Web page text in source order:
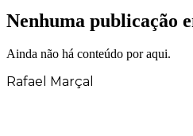
Nenhuma publicação
Ainda não há conteúdo por aqui.
Rafael Marçal